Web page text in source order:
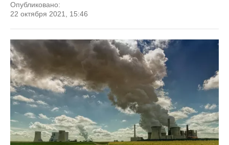
Опубликовано:
22 октября 2021, 15:46